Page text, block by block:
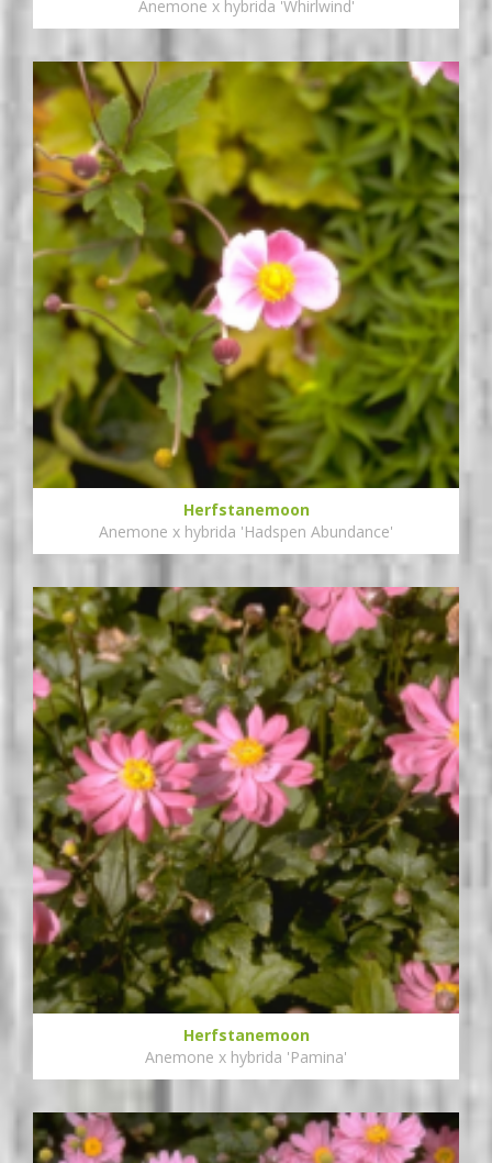
Anemone x hybrida 'Whirlwind'
Herfstanemoon
Anemone x hybrida 'Hadspen Abundance'
Herfstanemoon
Anemone x hybrida 'Pamina'